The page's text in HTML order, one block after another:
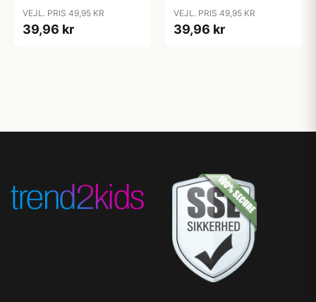
Pink/Coral
VEJL. PRIS 49,95 KR
39,96 kr
Blush/Woodchuck
VEJL. PRIS 49,95 KR
39,96 kr